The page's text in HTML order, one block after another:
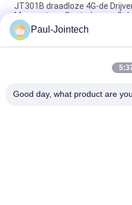
JT301B draadloze 4G-de
Magneetgps Controle voor
Drijver van GPS van de deur
Container 3 Maanden Batterij
Van de Containergps van het
Paul-Jointech
Good day, what product are